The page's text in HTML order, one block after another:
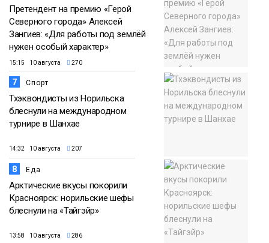
Претендент на премию «Герой
Северного города» Алексей
Зангиев: «Для работы под землёй
нужен особый характер»
15:15 10 августа 270
7 Спорт
Тхэквондисты из Норильска
блеснули на международном
турнире в Шанхае
14:32 10 августа 207
8 Еда
Арктические вкусы покорили
Красноярск: норильские шефы
блеснули на «Тайгэйр»
13:58 10 августа 286